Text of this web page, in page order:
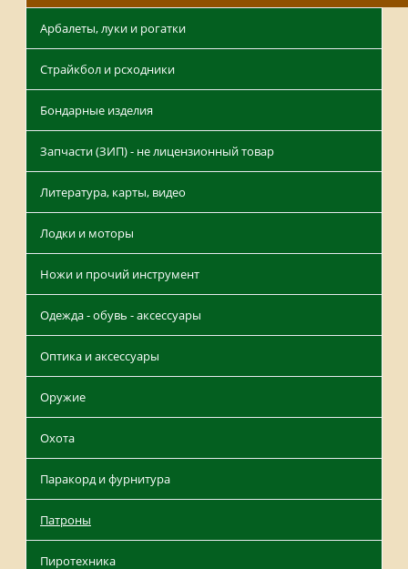
Арбалеты, луки и рогатки
Страйкбол и рсходники
Бондарные изделия
Запчасти (ЗИП) - не лицензионный товар
Литература, карты, видео
Лодки и моторы
Ножи и прочий инструмент
Одежда - обувь - аксессуары
Оптика и аксессуары
Оружие
Охота
Паракорд и фурнитура
Патроны
Пиротехника